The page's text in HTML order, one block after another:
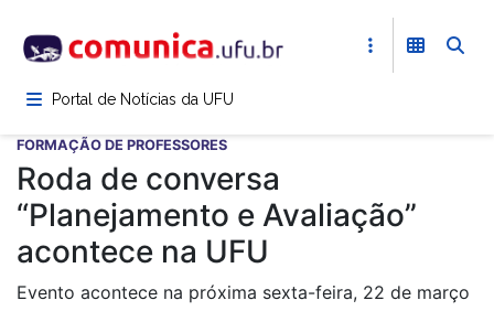
para
conteúdoPortal de Notícias da UFU
FORMAÇÃO DE PROFESSORES
Roda de conversa
“Planejamento e Avaliação”
acontece na UFU
Evento acontece na próxima sexta-feira, 22 de março